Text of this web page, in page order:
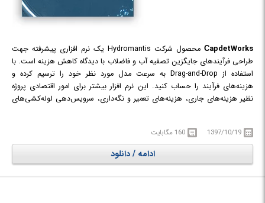
СapdetWorks
محصول شرکت Hydromantis یک نرم افزاری پیشرفته جهت
طراحی فرآیندهای جایگزین تصفیه آب و فاضلاب با دیدگاه کاهش هزینه است. با
استفاده از Drag-and-Drop به سرعت مدل مورد نظر خود را ترسیم کرده و
هزینه‌های فرآیند را حساب کنید. این نرم افزار بیشتر برای امور اقتصادی پروژه
نظیر هزینه‌های جاری، هزینه‌های تعمیر و نگه‌داری، سرویس‌دهی لوله‌کشی‌های
1397/10/19 160 مگابایت
ادامه / دانلود